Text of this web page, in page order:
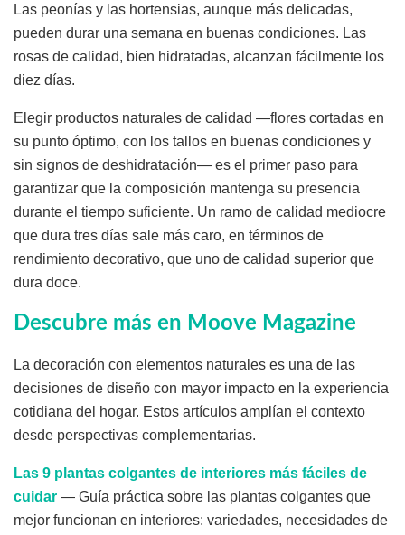
Las peonías y las hortensias, aunque más delicadas,
pueden durar una semana en buenas condiciones. Las
rosas de calidad, bien hidratadas, alcanzan fácilmente los
diez días.
Elegir productos naturales de calidad —flores cortadas en
su punto óptimo, con los tallos en buenas condiciones y
sin signos de deshidratación— es el primer paso para
garantizar que la composición mantenga su presencia
durante el tiempo suficiente. Un ramo de calidad mediocre
que dura tres días sale más caro, en términos de
rendimiento decorativo, que uno de calidad superior que
dura doce.
Descubre más en Moove Magazine
La decoración con elementos naturales es una de las
decisiones de diseño con mayor impacto en la experiencia
cotidiana del hogar. Estos artículos amplían el contexto
desde perspectivas complementarias.
Las 9 plantas colgantes de interiores más fáciles de
cuidar — Guía práctica sobre las plantas colgantes que
mejor funcionan en interiores: variedades, necesidades de